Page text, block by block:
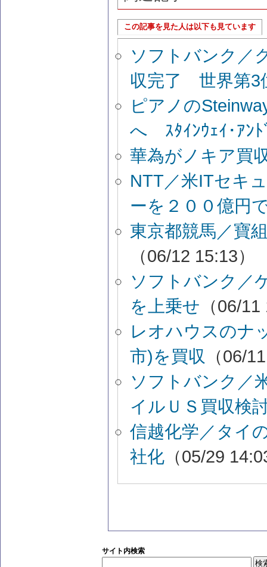
この記事を見た人は以下も見ています
ソフトバンク／
収完了 世界第3
ピアノの
へ ｽﾀｲﾝｳｪｲ･ｱﾝﾄ
華為がノキア買
NTT／米ITセキ
ーを２００億円
東京都競馬／寶
（06/12 15:13）
ソフトバンク／
を上乗せ （06/
レオハウスのナ
市)を買収
（06/
ソフトバンク／
イルＵＳ買収検
信越化学／タイ
社化 （05/29
サイト内検索